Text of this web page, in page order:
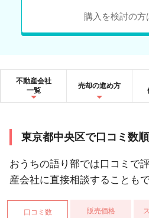
購入を検討の方
不動産会社
一覧
売却の進め方
東京都中央区で口コミ数
おうちの語り部では口コミで
産会社に直接相談することもで
口コミ数 販売価格